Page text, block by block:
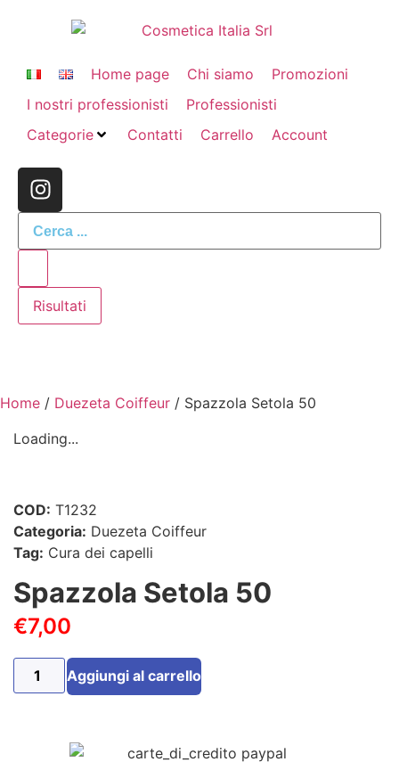
Home page Chi siamo
Promozioni
I nostri professionisti
Professionisti
Categorie
Contatti Carrello Account
Risultati
Home / Duezeta Coiffeur / Spazzola Setola 50
Loading...
COD: T1232
Categoria: Duezeta Coiffeur
Tag: Cura dei capelli
Spazzola Setola 50
€7,00
Aggiungi al carrello